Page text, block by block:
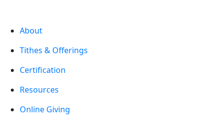
About
Tithes & Offerings
Certification
Resources
Online Giving